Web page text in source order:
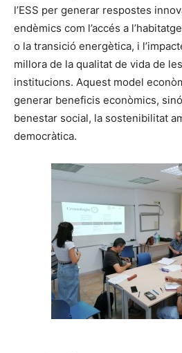
l’ESS per generar respostes
endèmics com l’accés a
o la transició energètica, i
millora de la qualitat de vida de
institucions. Aquest model
generar beneficis econòmics,
benestar social, la sostenibilitat
democràtica.